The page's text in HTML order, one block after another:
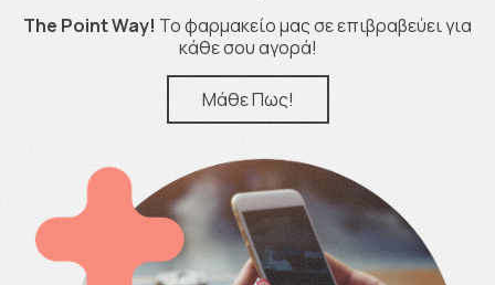
The Point Way! Το φαρμακείο μας σε επιβραβεύει για
κάθε σου αγορά!
Μάθε Πως!